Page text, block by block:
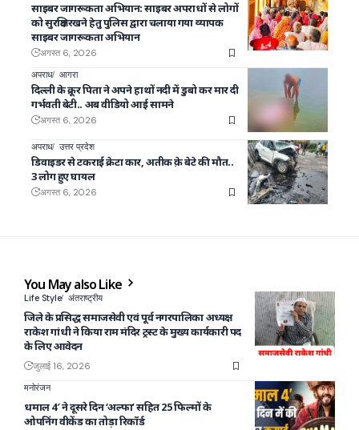
साइबर जागरूकता अभियान: साइबर अपराधों से लोगों
को सुरक्षित रखने हेतु पुलिस द्वारा चलाया गया व्यापक
साइबर जागरूकता अभियान
अगस्त 6, 2026
अपराध आगरा
दिल्ली के क्रूर पिता ने अपने हाथों नदी में डुबो कर मार दी
गर्भवती बेटी.. अब वीडियो आई सामने
अगस्त 6, 2026
अपराध उत्तर प्रदेश
डिवाइडर से टकराई क्रेटा कार, अतीक क़े बेटे की मौत..
3 लोग हुए घायल
अगस्त 6, 2026
You May also Like
Life Style अंतराष्ट्रीय
जिले के प्रसिद्ध समाजसेवी एवं पूर्व नगरपालिका अध्यक्ष
राकेश गांधी ने किया राम मंदिर ट्रस्ट के मुख्य कार्यकारी पद
के लिए आवेदन
जुलाई 16, 2026
मनोरंजन
धमाल 4′ ने दूसरे दिन ‘अल्फा’ सहित 25 फिल्मों के
ओपनिंग वीकेंड का तोड़ा रिकॉर्ड